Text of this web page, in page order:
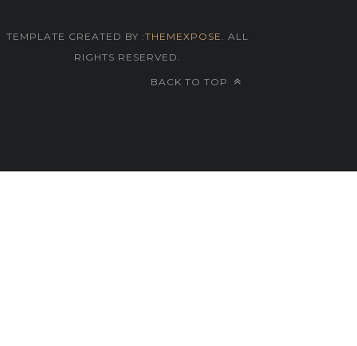
TEMPLATE CREATED BY :THEMEXPOSE
. ALL
RIGHTS RESERVED.
BACK TO TOP